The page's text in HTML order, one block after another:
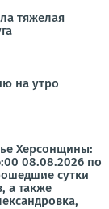
тяжелая
на утро
Херсонщины:
08.08.2026 по
сутки
а также